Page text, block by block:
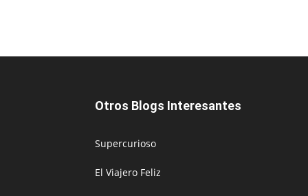
Otros Blogs Interesantes
Supercurioso
El Viajero Feliz